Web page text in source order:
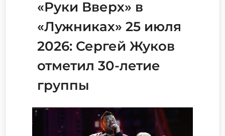
«Руки Вверх» в
«Лужниках» 25 июля
2026: Сергей Жуков
отметил 30-летие
группы